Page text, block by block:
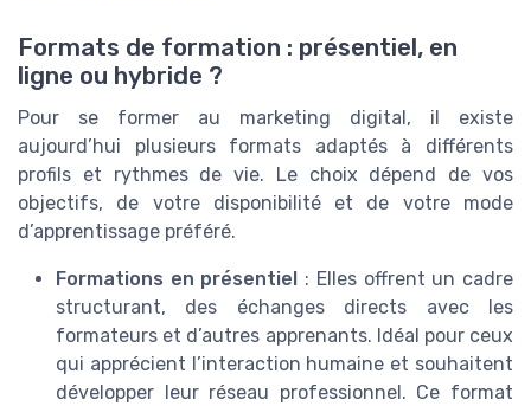
Formats de formation : présentiel, en
ligne ou hybride ?
Pour se former au marketing digital, il existe
aujourd’hui plusieurs formats adaptés à différents
profils et rythmes de vie. Le choix dépend de vos
objectifs, de votre disponibilité et de votre mode
d’apprentissage préféré.
Formations en présentiel : Elles offrent un cadre
structurant, des échanges directs avec les
formateurs et d’autres apprenants. Idéal pour ceux
qui apprécient l’interaction humaine et souhaitent
développer leur réseau professionnel. Ce format